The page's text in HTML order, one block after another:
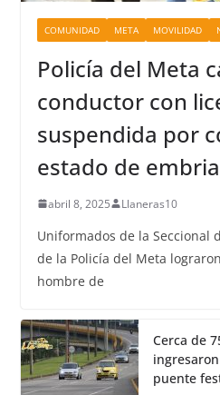
COMUNIDAD META MOVILIDAD
Policía del Meta
conductor con
suspendida por
estado de
abril 8, 2025 Llaneras10
Uniformados de la Seccional
de la Policía del Meta
hombre de
Cerca de
puente